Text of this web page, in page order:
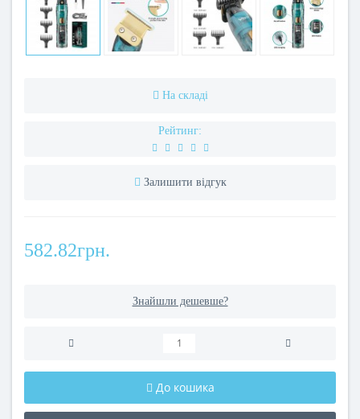
На складі
Рейтинг:
Залишити відгук
582.82грн.
Знайшли дешевше?
До кошика